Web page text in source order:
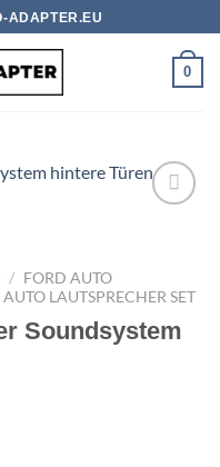
ADAPTER.EU
0
/ FORD AUTO
LAUTSPRECHER SET
Soundsystem